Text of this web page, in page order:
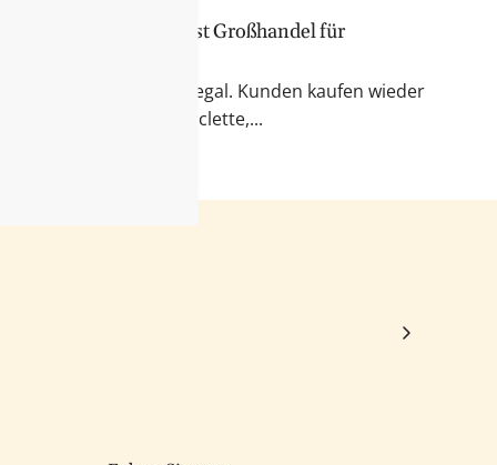
Sortiment – Feinkost Großhandel für
Blick auf das Feinkostregal. Kunden kaufen wieder
für Käseabende, Raclette,...